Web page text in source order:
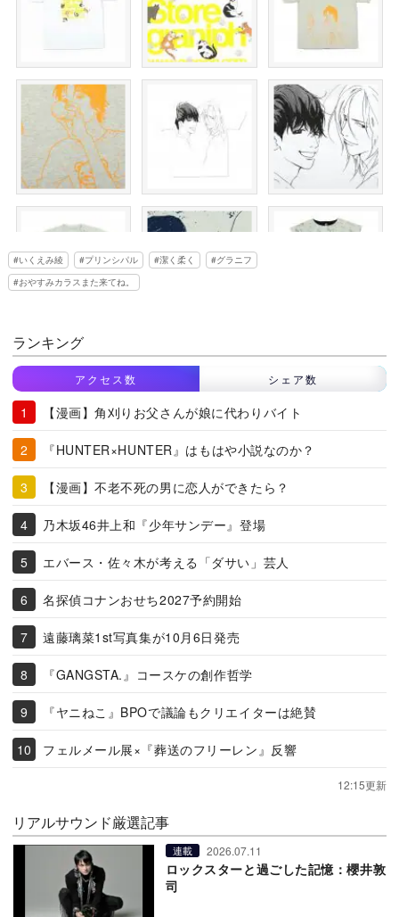
いくえみ綾 プリンシパル 潔く柔く
グラニフ
おやすみカラスまた来てね。
ランキング
アクセス数 シェア数
【漫画】角刈りお父さんが娘に代わりバイト
『HUNTER×HUNTER』はもはや小説なのか？
【漫画】不老不死の男に恋人ができたら？
乃木坂46井上和『少年サンデー』登場
エバース・佐々木が考える「ダサい」芸人
名探偵コナンおせち2027予約開始
遠藤璃菜1st写真集が10月6日発売
『GANGSTA.』コースケの創作哲学
『ヤニねこ』BPOで議論もクリエイターは絶賛
フェルメール展×『葬送のフリーレン』反響
12:15更新
リアルサウンド厳選記事
連載 2026.07.11
ロックスターと過ごした記憶：櫻井敦
司